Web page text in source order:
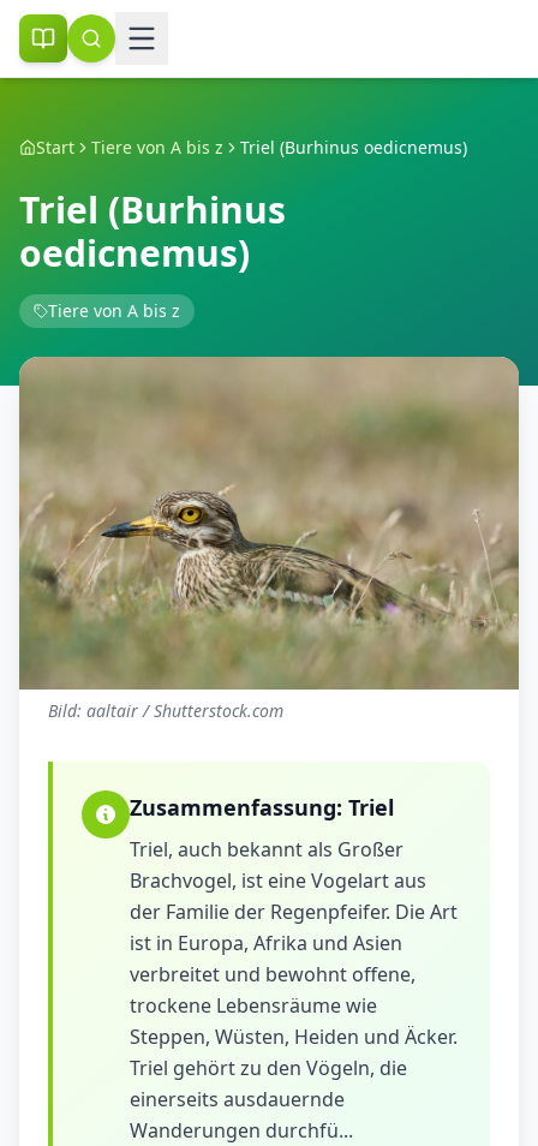
Start Tiere von A bis z Triel (Burhinus oedicnemus)
Triel (Burhinus
oedicnemus)
Tiere von A bis z
Bild: aaltair / Shutterstock.com
Zusammenfassung: Triel
Triel, auch bekannt als Großer
Brachvogel, ist eine Vogelart aus
der Familie der Regenpfeifer. Die Art
ist in Europa, Afrika und Asien
verbreitet und bewohnt offene,
trockene Lebensräume wie
Steppen, Wüsten, Heiden und Äcker.
Triel gehört zu den Vögeln, die
einerseits ausdauernde
Wanderungen durchfü...